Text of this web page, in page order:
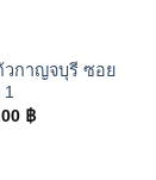
วกาญจบุรี ซอย
฿